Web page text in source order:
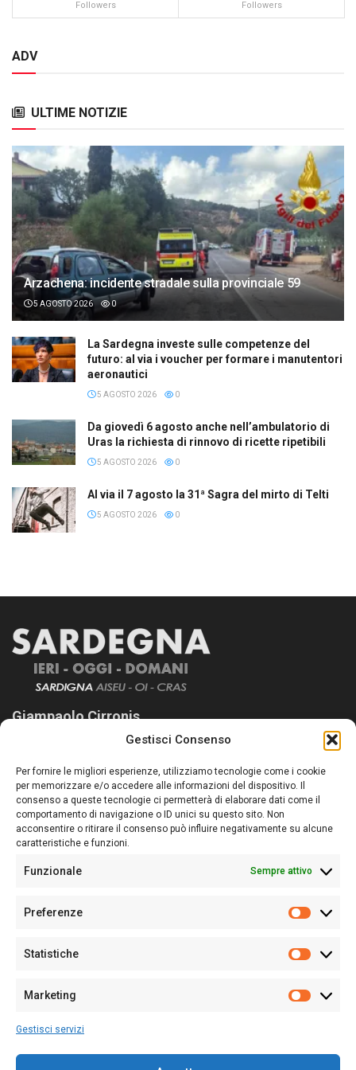
Gestisci Consenso
Per fornire le migliori esperienze, utilizziamo tecnologie come i cookie
per memorizzare e/o accedere alle informazioni del dispositivo. Il
consenso a queste tecnologie ci permetterà di elaborare dati come il
comportamento di navigazione o ID unici su questo sito. Non
acconsentire o ritirare il consenso può influire negativamente su alcune
caratteristiche e funzioni.
Funzionale Sempre attivo
Preferenze
Statistiche
Marketing
Gestisci servizi
Followers Followers
ADV
ULTIME NOTIZIE
Arzachena: incidente stradale sulla provinciale 59
5 AGOSTO 2026 0
La Sardegna investe sulle competenze del
futuro: al via i voucher per formare i manutentori
aeronautici
5 AGOSTO 2026 0
Da giovedì 6 agosto anche nell’ambulatorio di
Uras la richiesta di rinnovo di ricette ripetibili
5 AGOSTO 2026 0
Al via il 7 agosto la 31ª Sagra del mirto di Telti
5 AGOSTO 2026 0
Giampaolo Cirronis
Sardegna Ieri-Oggi-Domani nasce per informare “liberamente” i
lettori su quanto accade in Sardegna, con un occhio rivolto al
nostro passato e, soprattutto, al nostro futuro
Follow Us
Sede:Via Cristoforo Colombo 09013 Carbonia
Partita IVA02270380922
128/2020 del 10/02/2020
Per la Pubblicità: